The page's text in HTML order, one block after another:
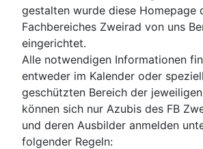
gestalten wurde diese Homepage
Fachbereiches Zweirad von uns
eingerichtet.
Alle notwendigen Informationen
entweder im Kalender oder
geschützten Bereich der
können sich nur Azubis des FB
und deren Ausbilder anmelden
folgender Regeln: